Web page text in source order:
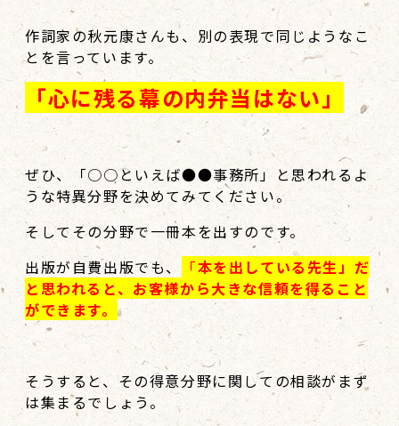
作詞家の秋元康さんも、別の表現で同じようなこ
とを言っています。
「心に残る幕の内弁当はない」
ぜひ、「○○といえば●●事務所」と思われるよ
うな特異分野を決めてみてください。
そしてその分野で一冊本を出すのです。
出版が自費出版でも、
「本を出している先生」だ
と思われると、お客様から大きな信頼を得ること
ができます。
そうすると、その得意分野に関しての相談がまず
は集まるでしょう。